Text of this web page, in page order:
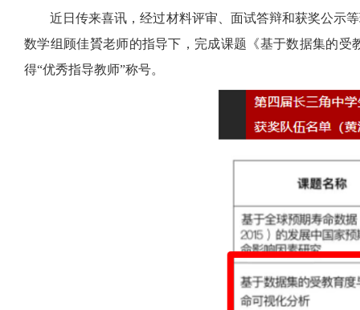
近日传来喜讯，经过材料评审、面试答辩和获奖公示
数学组顾佳贇老师的指导下，完成课题《基于数据集的
得“优秀指导教师”称号。